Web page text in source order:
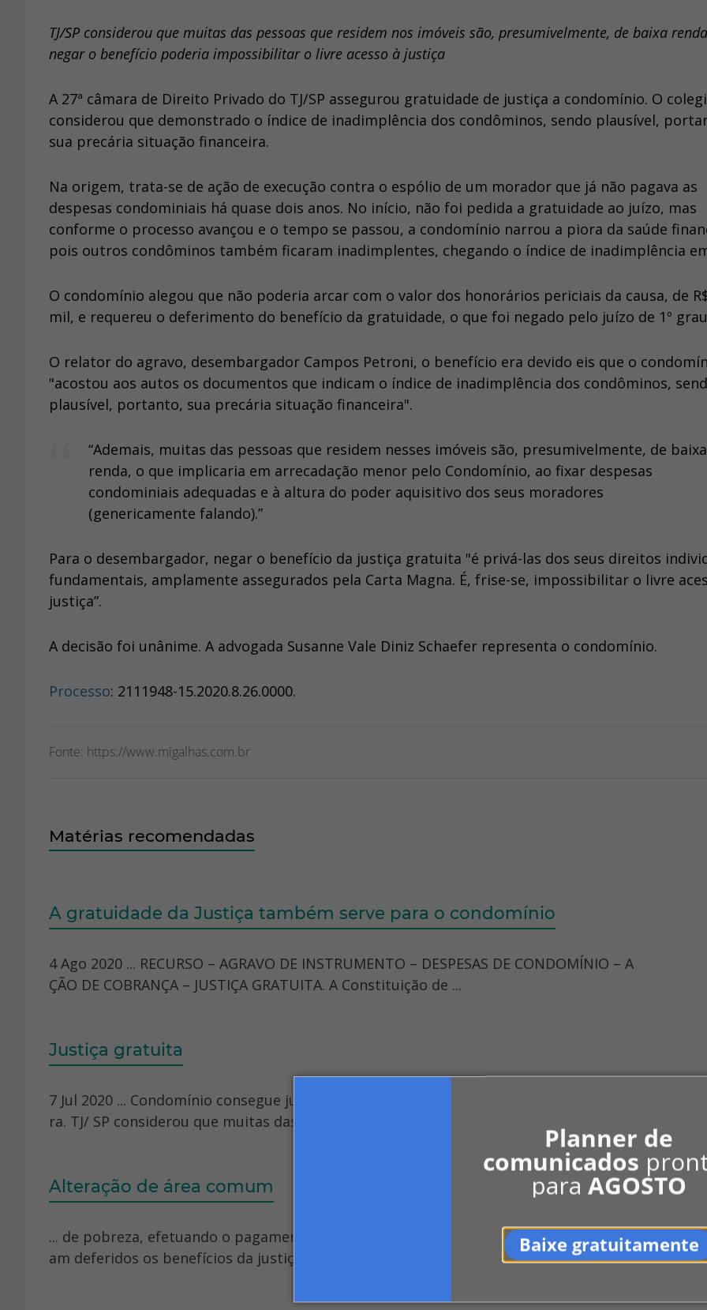
Planner de
comunicados
paraAGOSTO
Baixe gratuitamente
TJ/SP considerou que muitas das pessoas que residem nos imóveis são, presumivelmente, de baixa
negar o benefício poderia impossibilitar o livre acesso à justiça
A 27ª câmara de Direito Privado do TJ/SP assegurou gratuidade de justiça a condomínio. O
considerou que demonstrado o índice de inadimplência dos condôminos, sendo plausível,
sua precária situação financeira.
Na origem, trata-se de ação de execução contra o espólio de um morador que já não pagava as
despesas condominiais há quase dois anos. No início, não foi pedida a gratuidade ao juízo, mas
conforme o processo avançou e o tempo se passou, a condomínio narrou a piora da saúde
pois outros condôminos também ficaram inadimplentes, chegando o índice de inadimplência
O condomínio alegou que não poderia arcar com o valor dos honorários periciais da causa, de
mil, e requereu o deferimento do benefício da gratuidade, o que foi negado pelo juízo de 1º
O relator do agravo, desembargador Campos Petroni, o benefício era devido eis que o
"acostou aos autos os documentos que indicam o índice de inadimplência dos condôminos,
plausível, portanto, sua precária situação financeira".
“Ademais, muitas das pessoas que residem nesses imóveis são, presumivelmente, de baixa
renda, o que implicaria em arrecadação menor pelo Condomínio, ao fixar despesas
condominiais adequadas e à altura do poder aquisitivo dos seus moradores
(genericamente falando).”
Para o desembargador, negar o benefício da justiça gratuita "é privá-las dos seus direitos
fundamentais, amplamente assegurados pela Carta Magna. É, frise-se, impossibilitar o livre
justiça”.
A decisão foi unânime. A advogada Susanne Vale Diniz Schaefer representa o condomínio.
Processo: 2111948-15.2020.8.26.0000.
Fonte: https://www.migalhas.com.br
Matérias recomendadas
A gratuidade da Justiça também serve para o condomínio
4 Ago 2020 ... RECURSO – AGRAVO DE INSTRUMENTO – DESPESAS DE CONDOMÍNIO – A
ÇÃO DE COBRANÇA – JUSTIÇA GRATUITA. A Constituição de ...
Justiça gratuita
7 Jul 2020 ... Condomínio consegue justiça gratuita diante de precária situação financei
ra. TJ/ SP considerou que muitas das pessoas que residem nos ...
Alteração de área comum
... de pobreza, efetuando o pagamento das custas recursais, não é possível que lhe sej
am deferidos os benefícios da justiça gratuita. O interesse de agir guarda ...